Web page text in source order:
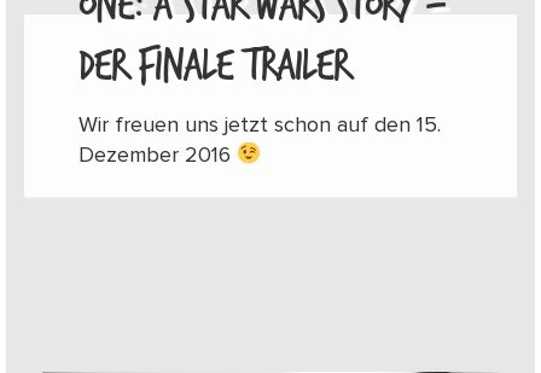
DER FINALE TRAILER
Wir freuen uns jetzt schon auf den 15.
Dezember 2016